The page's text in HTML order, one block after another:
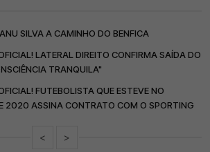
SILVA A CAMINHO DO BENFICA
LATERAL DIREITO CONFIRMA SAÍDA DO
TRANQUILA"
FUTEBOLISTA QUE ESTEVE NO
2020 ASSINA CONTRATO COM O SPORTING
< >